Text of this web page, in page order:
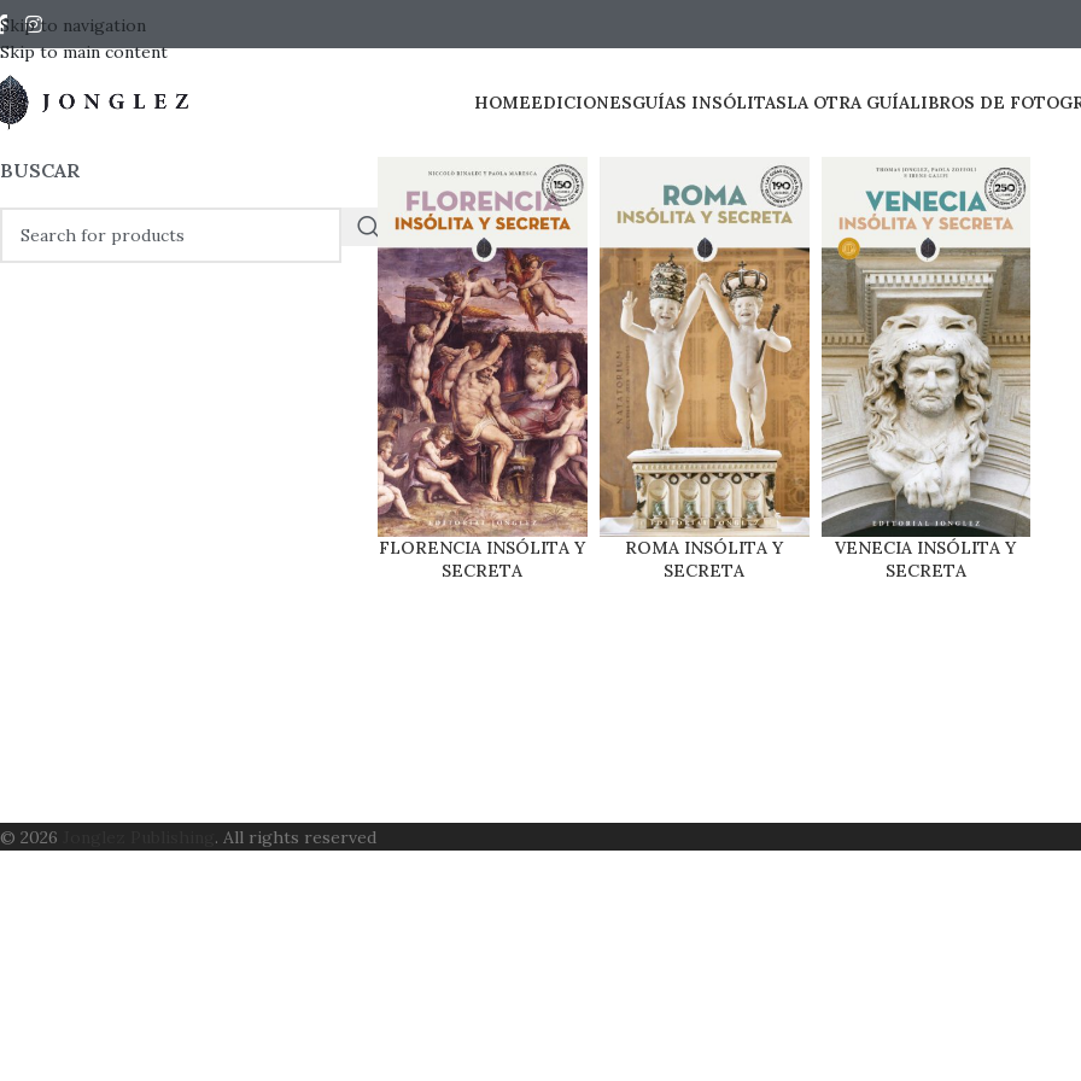
Skip to navigation
Skip to main content
HOMEEDICIONESGUÍAS INSÓLITASLA OTRA GUÍALIBROS DE
BUSCAR
FLORENCIA INSÓLITA Y
SECRETA
ROMA INSÓLITA Y
SECRETA
VENECIA INSÓLITA Y
SECRETA
© 2026 . All rights reserved